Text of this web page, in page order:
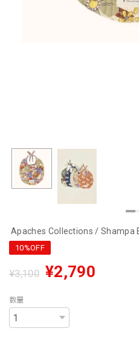
Apaches Collections / Shampa
10%OFF
¥3,100 ¥2,790
数量